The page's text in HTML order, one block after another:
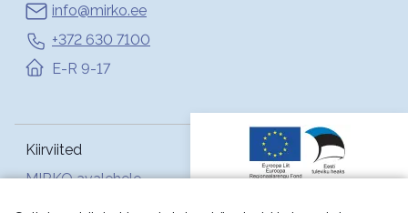
info@mirko.ee
+372 630 7100
E-R 9-17
Kiirviited
MIRKO avalehele
Abi